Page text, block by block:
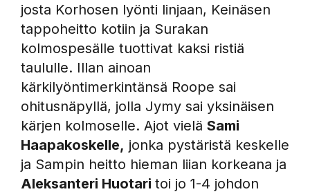
josta Korhosen lyönti linjaan, Keinäsen
tappoheitto kotiin ja Surakan
kolmospesälle tuottivat kaksi ristiä
taululle. Illan ainoan
kärkilyöntimerkintänsä Roope sai
ohitusnäpyllä, jolla Jymy sai yksinäisen
kärjen kolmoselle. Ajot vielä Sami
Haapakoskelle, jonka pystäristä keskelle
ja Sampin heitto hieman liian korkeana ja
Aleksanteri Huotari toi jo 1-4 johdon